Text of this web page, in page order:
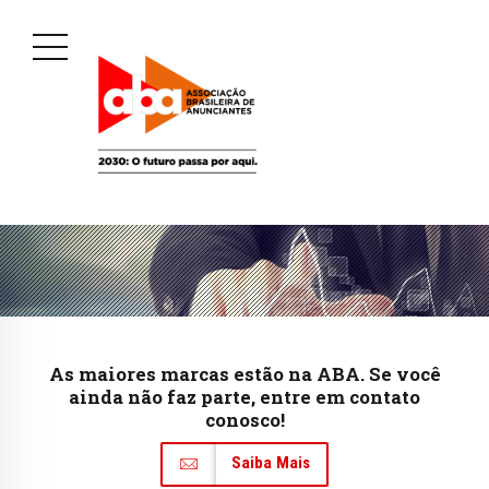
As maiores marcas estão na ABA. Se você
ainda não faz parte, entre em contato
conosco!
Saiba Mais